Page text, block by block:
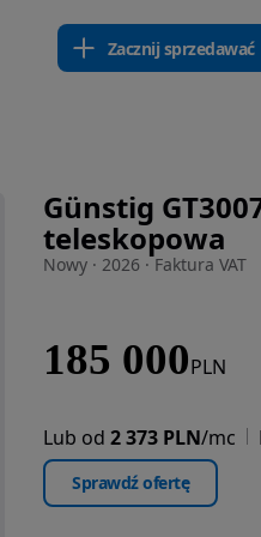
Zacznij sprzedawać
Günstig
teleskopowa
Nowy · 2026 · Faktura VAT
185 000PLN
Lub od 2 373 PLN/mc
Sprawdź ofertę